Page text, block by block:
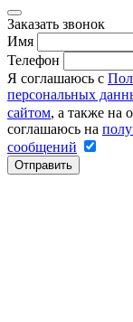
Заказать звонок
Имя
Телефон
Я соглашаюсь с
персональных
сайтом, а также на
соглашаюсь на
сообщений
Отправить